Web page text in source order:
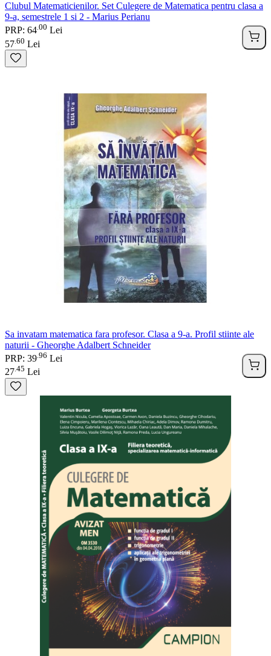
Clubul Matematicienilor. Set Culegere de Matematica pentru clasa a
9-a, semestrele 1 si 2 - Marius Perianu
PRP: 64 00 Lei
57 60 Lei
Sa invatam matematica fara profesor. Clasa a 9-a. Profil stiinte ale
naturii - Gheorghe Adalbert Schneider
PRP: 39 96 Lei
27 45 Lei